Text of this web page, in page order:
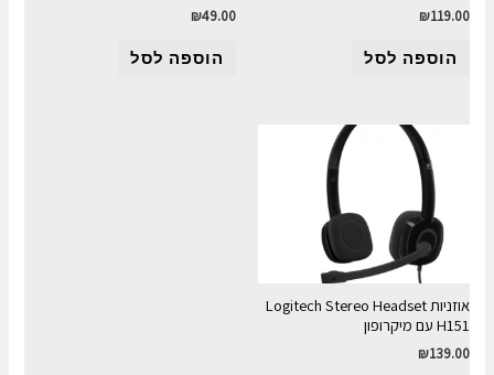
₪119.00
הוספה לסל
₪49.00
הוספה לסל
אוזניות Logitech Stereo Headset
H151 עם מיקרופון
₪139.00